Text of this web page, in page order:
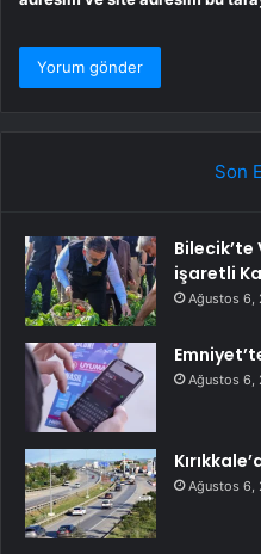
Son
işaretli
Ağustos 6,
Ağustos 6,
Ağustos 6,